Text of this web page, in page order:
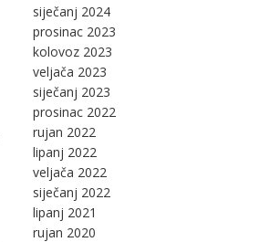
siječanj 2024
prosinac 2023
kolovoz 2023
veljača 2023
siječanj 2023
prosinac 2022
rujan 2022
lipanj 2022
veljača 2022
siječanj 2022
lipanj 2021
rujan 2020